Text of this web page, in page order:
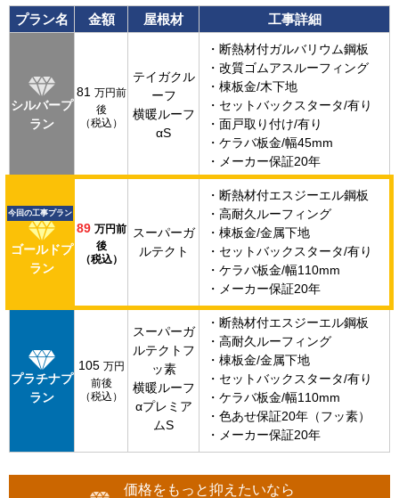
プラン名 金額 屋根材 工事詳細
シルバープ
ラン
81 万円前
後
（税込）
テイガクル
ーフ
横暖ルーフ
αS
・断熱材付ガルバリウム鋼板
・改質ゴムアスルーフィング
・棟板金/木下地
・セットバックスタータ/有り
・面戸取り付け/有り
・ケラバ板金/幅45mm
・メーカー保証20年
今回の工事プラン
ゴールドプ
ラン
89 万円前
後
（税込）
スーパーガ
ルテクト
・断熱材付エスジーエル鋼板
・高耐久ルーフィング
・棟板金/金属下地
・セットバックスタータ/有り
・ケラバ板金/幅110mm
・メーカー保証20年
プラチナプ
ラン
105 万円
前後
（税込）
スーパーガ
ルテクトフ
ッ素
横暖ルーフ
αプレミア
ムS
・断熱材付エスジーエル鋼板
・高耐久ルーフィング
・棟板金/金属下地
・セットバックスタータ/有り
・ケラバ板金/幅110mm
・色あせ保証20年（フッ素）
・メーカー保証20年
価格をもっと抑えたいなら